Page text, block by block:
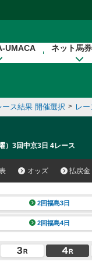
UMACA ネット馬
ース結果 開催選択 > レ
）3回中京3日 4レース
オッズ 払戻金
2回福島3日
2回福島4日